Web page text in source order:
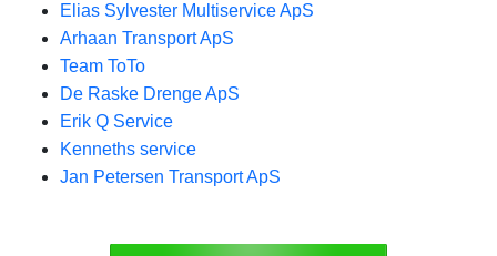
Elias Sylvester Multiservice ApS
Arhaan Transport ApS
Team ToTo
De Raske Drenge ApS
Erik Q Service
Kenneths service
Jan Petersen Transport ApS